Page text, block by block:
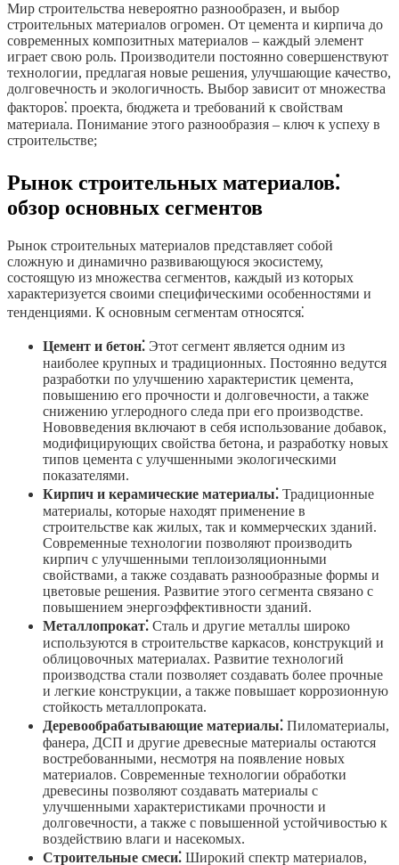
Мир строительства невероятно разнообразен, и выбор
строительных материалов огромен. От цемента и кирпича до
современных композитных материалов – каждый элемент
играет свою роль. Производители постоянно совершенствуют
технологии, предлагая новые решения, улучшающие качество,
долговечность и экологичность. Выбор зависит от множества
факторов⁚ проекта, бюджета и требований к свойствам
материала. Понимание этого разнообразия – ключ к успеху в
строительстве;
Рынок строительных материалов⁚
обзор основных сегментов
Рынок строительных материалов представляет собой
сложную и динамично развивающуюся экосистему,
состоящую из множества сегментов, каждый из которых
характеризуется своими специфическими особенностями и
тенденциями. К основным сегментам относятся⁚
Цемент и бетон⁚ Этот сегмент является одним из
наиболее крупных и традиционных. Постоянно ведутся
разработки по улучшению характеристик цемента,
повышению его прочности и долговечности, а также
снижению углеродного следа при его производстве.
Нововведения включают в себя использование добавок,
модифицирующих свойства бетона, и разработку новых
типов цемента с улучшенными экологическими
показателями.
Кирпич и керамические материалы⁚ Традиционные
материалы, которые находят применение в
строительстве как жилых, так и коммерческих зданий.
Современные технологии позволяют производить
кирпич с улучшенными теплоизоляционными
свойствами, а также создавать разнообразные формы и
цветовые решения. Развитие этого сегмента связано с
повышением энергоэффективности зданий.
Металлопрокат⁚ Сталь и другие металлы широко
используются в строительстве каркасов, конструкций и
облицовочных материалах. Развитие технологий
производства стали позволяет создавать более прочные
и легкие конструкции, а также повышает коррозионную
стойкость металлопроката.
Деревообрабатывающие материалы⁚ Пиломатериалы,
фанера, ДСП и другие древесные материалы остаются
востребованными, несмотря на появление новых
материалов. Современные технологии обработки
древесины позволяют создавать материалы с
улучшенными характеристиками прочности и
долговечности, а также с повышенной устойчивостью к
воздействию влаги и насекомых.
Строительные смеси⁚ Широкий спектр материалов,